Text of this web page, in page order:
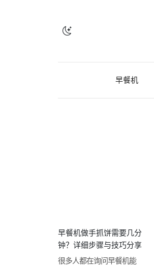
早餐机
早餐机做手抓饼需要几分
钟？详细步骤与技巧分享
很多人都在询问早餐机能